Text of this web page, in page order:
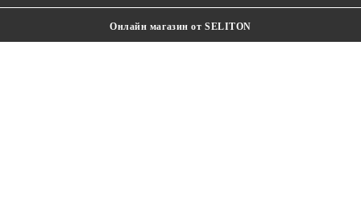
Онлайн магазин от SELITON